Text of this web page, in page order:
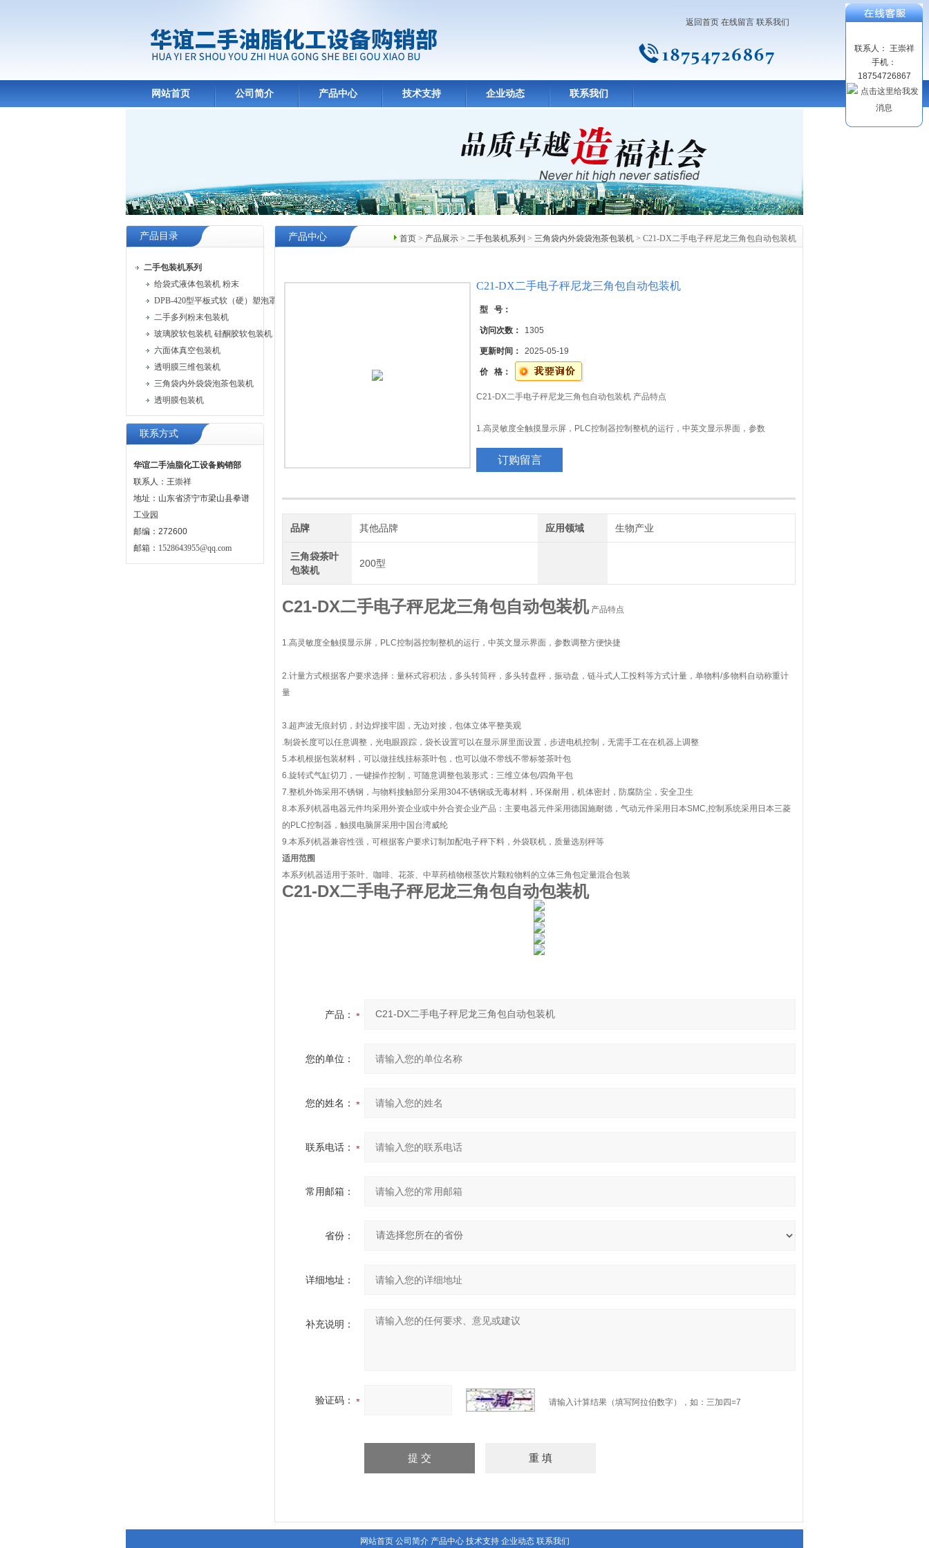
返回首页 在线留言 联系我们
网站首页 公司简介 产品中心 技术支持 企业动态 联系我们
产品目录
二手包装机系列
给袋式液体包装机 粉末
DPB-420型平板式软（硬）塑泡罩包装机
二手多列粉末包装机
六面体真空包装机
透明膜三维包装机
三角袋内外袋袋泡茶包装机
透明膜包装机
联系方式
华谊二手油脂化工设备购销部
联系人：王崇祥
地址：山东省济宁市梁山县拳谱
工业园
邮编：272600
邮箱： 1528643955@qq.com
首页 > 产品展示 > 二手包装机系列 > 三角袋内外袋袋泡茶包装机 > C21-DX二手电子秤尼龙三角包自动包装机
产品中心
C21-DX二手电子秤尼龙三角包自动包装机
型 号：
访问次数： 1305
更新时间： 2025-05-19
价 格：
C21-DX二手电子秤尼龙三角包自动包装机 产品特点
1.高灵敏度全触摸显示屏，PLC控制器控制整机的运行，中英文显示界面，参数
3.超声波无痕封切，封边焊接牢固，无边对接，包体立体平整美观
订购留言
品牌 其他品牌 应用领域 生物产业
三角袋茶叶
包装机
200型
C21-DX二手电子秤尼龙三角包自动包装机 产品特点
1.高灵敏度全触摸显示屏，PLC控制器控制整机的运行，中英文显示界面，参数调整方便快捷
2.计量方式根据客户要求选择：量杯式容积法，多头转筒秤，多头转盘秤，振动盘，链斗式人工投料等方式计量，单物料/多物料自动称重计
量
3.超声波无痕封切，封边焊接牢固，无边对接，包体立体平整美观
.制袋长度可以任意调整，光电眼跟踪，袋长设置可以在显示屏里面设置，步进电机控制，无需手工在在机器上调整
5.本机根据包装材料，可以做挂线挂标茶叶包，也可以做不带线不带标签茶叶包
6.旋转式气缸切刀，一键操作控制，可随意调整包装形式：三维立体包/四角平包
7.整机外饰采用不锈钢，与物料接触部分采用304不锈钢或无毒材料，环保耐用，机体密封，防腐防尘，安全卫生
8.本系列机器电器元件均采用外资企业或中外合资企业产品：主要电器元件采用德国施耐德，气动元件采用日本SMC,控制系统采用日本三菱
的PLC控制器，触摸电脑屏采用中国台湾威纶
9.本系列机器兼容性强，可根据客户要求订制加配电子秤下料，外袋联机，质量选别秤等
适用范围
本系列机器适用于茶叶、咖啡、花茶、中草药植物根茎饮片颗粒物料的立体三角包定量混合包装
C21-DX二手电子秤尼龙三角包自动包装机
产品：
您的单位：
您的姓名：
联系电话：
常用邮箱：
省份：
详细地址：
补充说明：
验证码： 请输入计算结果（填写阿拉伯数字），如：三加四=7
网站首页 公司简介 产品中心 技术支持 企业动态 联系我们
联系人： 王崇祥
手机：
18754726867